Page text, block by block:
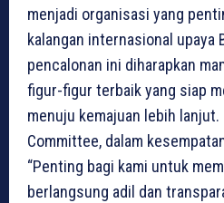
menjadi organisasi yang
kalangan internasional upaya
pencalonan ini diharapkan
figur-figur terbaik yang siap
menuju kemajuan lebih
Committee, dalam
“Penting bagi kami untuk
berlangsung adil dan